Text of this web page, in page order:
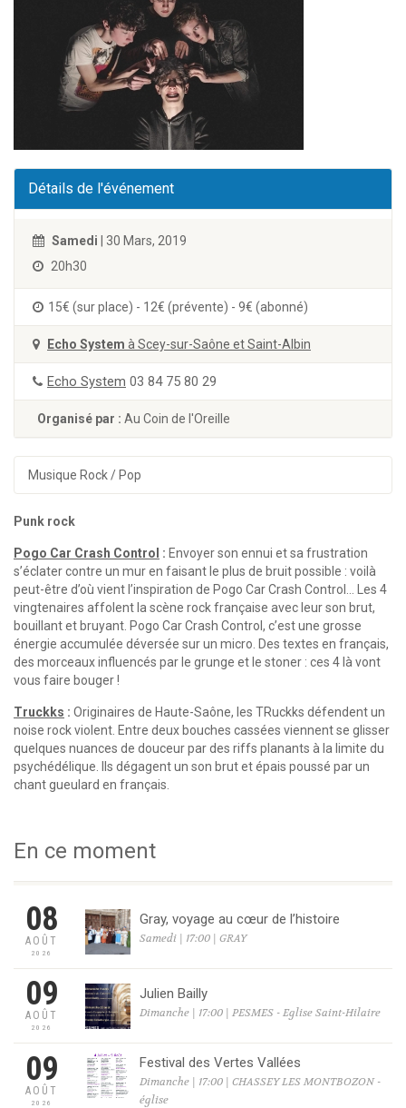
Détails de l'événement
Samedi | 30 Mars, 2019
20h30
15€ (sur place) - 12€ (prévente) - 9€ (abonné)
Echo System à Scey-sur-Saône et Saint-Albin
Echo System 03 84 75 80 29
Organisé par : Au Coin de l'Oreille
Musique Rock / Pop
Punk rock
Pogo Car Crash Control : Envoyer son ennui et sa frustration
s’éclater contre un mur en faisant le plus de bruit possible : voilà
peut-être d’où vient l’inspiration de Pogo Car Crash Control… Les 4
vingtenaires affolent la scène rock française avec leur son brut,
bouillant et bruyant. Pogo Car Crash Control, c’est une grosse
énergie accumulée déversée sur un micro. Des textes en français,
des morceaux influencés par le grunge et le stoner : ces 4 là vont
vous faire bouger !
Truckks : Originaires de Haute-Saône, les TRuckks défendent un
noise rock violent. Entre deux bouches cassées viennent se glisser
quelques nuances de douceur par des riffs planants à la limite du
psychédélique. Ils dégagent un son brut et épais poussé par un
chant gueulard en français.
En ce moment
08
AOÛT
2026
Gray, voyage au cœur de l’histoire
Samedi | 17:00 | GRAY
09
AOÛT
2026
Julien Bailly
Dimanche | 17:00 | PESMES - Eglise Saint-Hilaire
09
AOÛT
2026
Festival des Vertes Vallées
Dimanche | 17:00 | CHASSEY LES MONTBOZON -
église